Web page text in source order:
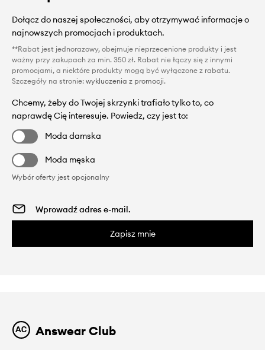
Dołącz do naszej społeczności, aby otrzymywać informacje o
najnowszych promocjach i produktach.
**Rabat jest jednorazowy, obejmuje nieprzecenione produkty i jest
ważny przy zakupach za min. 350 zł. Rabat nie łączy się z innymi
promocjami, a niektóre produkty mogą być wyłączone z rabatu.
Szczegóły na stronie: wykluczenia z promocji.
Chcemy, żeby do Twojej skrzynki trafiało tylko to, co
naprawdę Cię interesuje. Powiedz, czy jest to:
Moda damska
Moda męska
Wybór oferty jest opcjonalny
Zapisz mnie
Answear Club